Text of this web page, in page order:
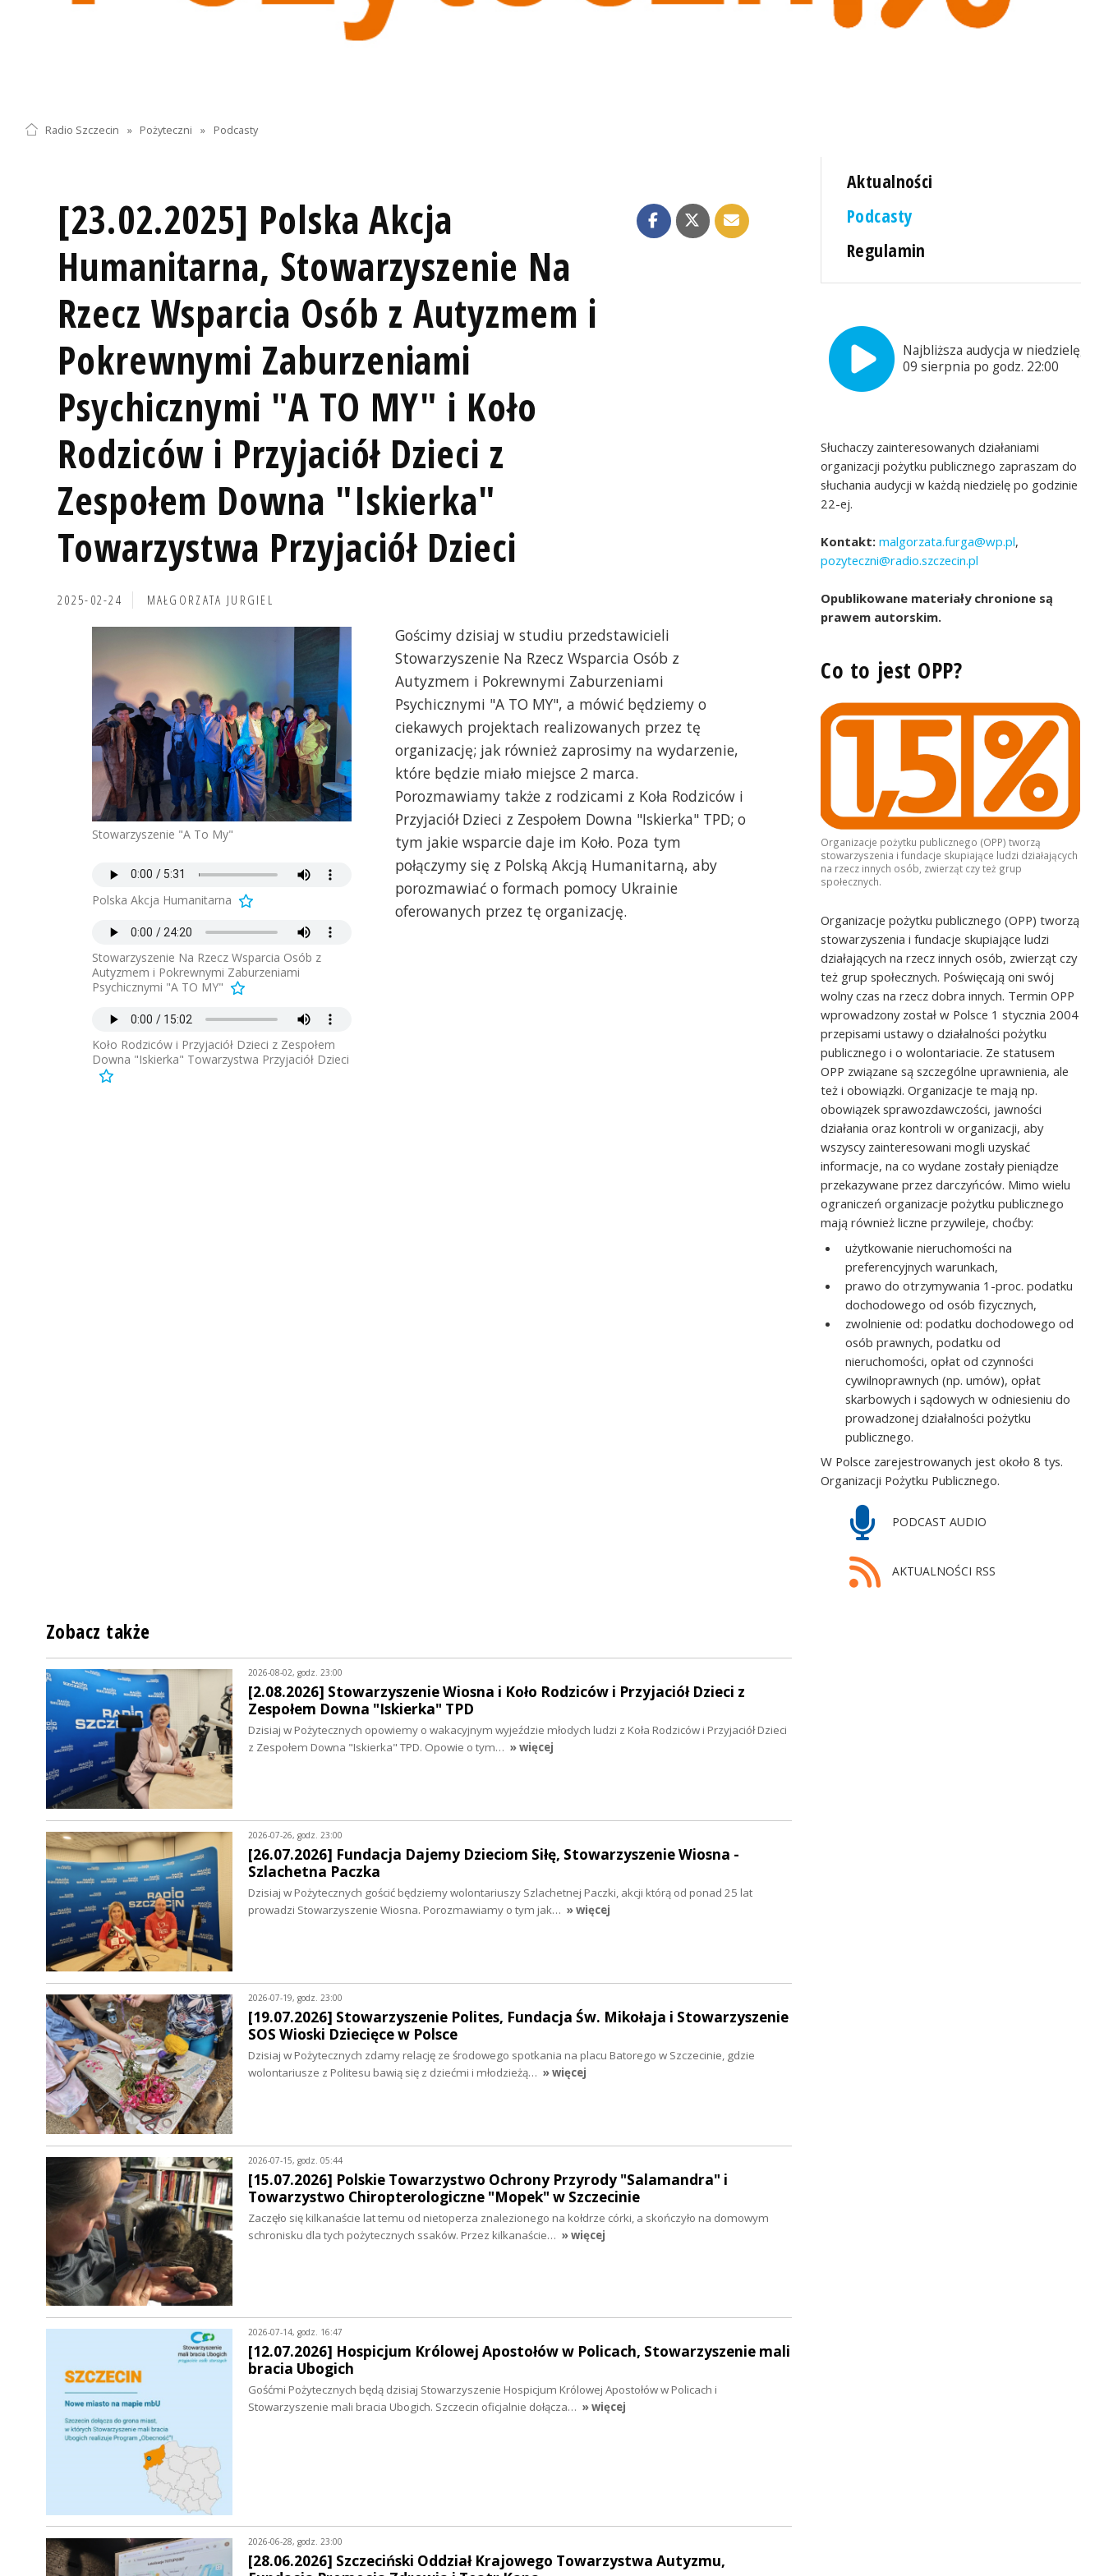
Radio Szczecin » Pożyteczni » Podcasty
[23.02.2025] Polska Akcja
Humanitarna, Stowarzyszenie Na
Rzecz Wsparcia Osób z Autyzmem i
Pokrewnymi Zaburzeniami
Psychicznymi "A TO MY" i Koło
Rodziców i Przyjaciół Dzieci z
Zespołem Downa "Iskierka"
Towarzystwa Przyjaciół Dzieci
2025-02-24 MAŁGORZATA JURGIEL
Stowarzyszenie "A To My"
Polska Akcja Humanitarna
Stowarzyszenie Na Rzecz Wsparcia Osób z
Autyzmem i Pokrewnymi Zaburzeniami
Psychicznymi "A TO MY"
Koło Rodziców i Przyjaciół Dzieci z Zespołem
Downa "Iskierka" Towarzystwa Przyjaciół Dzieci
Gościmy dzisiaj w studiu przedstawicieli
Stowarzyszenie Na Rzecz Wsparcia Osób z
Autyzmem i Pokrewnymi Zaburzeniami
Psychicznymi "A TO MY", a mówić będziemy o
ciekawych projektach realizowanych przez tę
organizację; jak również zaprosimy na wydarzenie,
które będzie miało miejsce 2 marca.
Porozmawiamy także z rodzicami z Koła Rodziców i
Przyjaciół Dzieci z Zespołem Downa "Iskierka" TPD; o
tym jakie wsparcie daje im Koło. Poza tym
połączymy się z Polską Akcją Humanitarną, aby
porozmawiać o formach pomocy Ukrainie
oferowanych przez tę organizację.
Aktualności
Podcasty
Regulamin
Najbliższa audycja w niedzielę,
09 sierpnia po godz. 22:00
Słuchaczy zainteresowanych działaniami
organizacji pożytku publicznego zapraszam do
słuchania audycji w każdą niedzielę po godzinie
22-ej.
Kontakt: malgorzata.furga@wp.pl,
pozyteczni@radio.szczecin.pl
Opublikowane materiały chronione są
prawem autorskim.
Co to jest OPP?
Organizacje pożytku publicznego (OPP) tworzą
stowarzyszenia i fundacje skupiające ludzi działających
na rzecz innych osób, zwierząt czy też grup
społecznych.
Organizacje pożytku publicznego (OPP) tworzą
stowarzyszenia i fundacje skupiające ludzi
działających na rzecz innych osób, zwierząt czy
też grup społecznych. Poświęcają oni swój
wolny czas na rzecz dobra innych. Termin OPP
wprowadzony został w Polsce 1 stycznia 2004
przepisami ustawy o działalności pożytku
publicznego i o wolontariacie. Ze statusem
OPP związane są szczególne uprawnienia, ale
też i obowiązki. Organizacje te mają np.
obowiązek sprawozdawczości, jawności
działania oraz kontroli w organizacji, aby
wszyscy zainteresowani mogli uzyskać
informacje, na co wydane zostały pieniądze
przekazywane przez darczyńców. Mimo wielu
ograniczeń organizacje pożytku publicznego
mają również liczne przywileje, choćby:
użytkowanie nieruchomości na
preferencyjnych warunkach,
prawo do otrzymywania 1-proc. podatku
dochodowego od osób fizycznych,
zwolnienie od: podatku dochodowego od
osób prawnych, podatku od
nieruchomości, opłat od czynności
cywilnoprawnych (np. umów), opłat
skarbowych i sądowych w odniesieniu do
prowadzonej działalności pożytku
publicznego.
W Polsce zarejestrowanych jest około 8 tys.
Organizacji Pożytku Publicznego.
PODCAST AUDIO
AKTUALNOŚCI RSS
Zobacz także
2026-08-02, godz. 23:00
[2.08.2026] Stowarzyszenie Wiosna i Koło Rodziców i Przyjaciół Dzieci z
Zespołem Downa "Iskierka" TPD
Dzisiaj w Pożytecznych opowiemy o wakacyjnym wyjeździe młodych ludzi z Koła Rodziców i Przyjaciół Dzieci
z Zespołem Downa "Iskierka" TPD. Opowie o tym… » więcej
2026-07-26, godz. 23:00
[26.07.2026] Fundacja Dajemy Dzieciom Siłę, Stowarzyszenie Wiosna -
Szlachetna Paczka
Dzisiaj w Pożytecznych gościć będziemy wolontariuszy Szlachetnej Paczki, akcji którą od ponad 25 lat
prowadzi Stowarzyszenie Wiosna. Porozmawiamy o tym jak… » więcej
2026-07-19, godz. 23:00
[19.07.2026] Stowarzyszenie Polites, Fundacja Św. Mikołaja i Stowarzyszenie
SOS Wioski Dziecięce w Polsce
Dzisiaj w Pożytecznych zdamy relację ze środowego spotkania na placu Batorego w Szczecinie, gdzie
wolontariusze z Politesu bawią się z dziećmi i młodzieżą… » więcej
2026-07-15, godz. 05:44
[15.07.2026] Polskie Towarzystwo Ochrony Przyrody "Salamandra" i
Towarzystwo Chiropterologiczne "Mopek" w Szczecinie
Zaczęło się kilkanaście lat temu od nietoperza znalezionego na kołdrze córki, a skończyło na domowym
schronisku dla tych pożytecznych ssaków. Przez kilkanaście… » więcej
2026-07-14, godz. 16:47
[12.07.2026] Hospicjum Królowej Apostołów w Policach, Stowarzyszenie mali
bracia Ubogich
Gośćmi Pożytecznych będą dzisiaj Stowarzyszenie Hospicjum Królowej Apostołów w Policach i
Stowarzyszenie mali bracia Ubogich. Szczecin oficjalnie dołącza… » więcej
2026-06-28, godz. 23:00
[28.06.2026] Szczeciński Oddział Krajowego Towarzystwa Autyzmu,